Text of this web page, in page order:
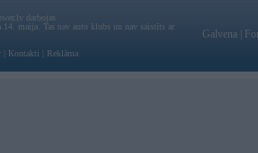
darbojas
14. maija. Tas nav auto klubs un nav saistīts ar
Kontakti Reklāma
Galvena